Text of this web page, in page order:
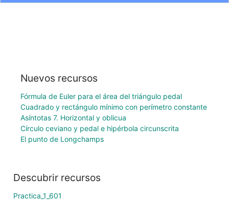
Nuevos recursos
Fórmula de Euler para el área del triángulo pedal
Cuadrado y rectángulo mínimo con perímetro constante
Asíntotas 7. Horizontal y oblicua
Círculo ceviano y pedal e hipérbola circunscrita
El punto de Longchamps
Descubrir recursos
Practica_1_601